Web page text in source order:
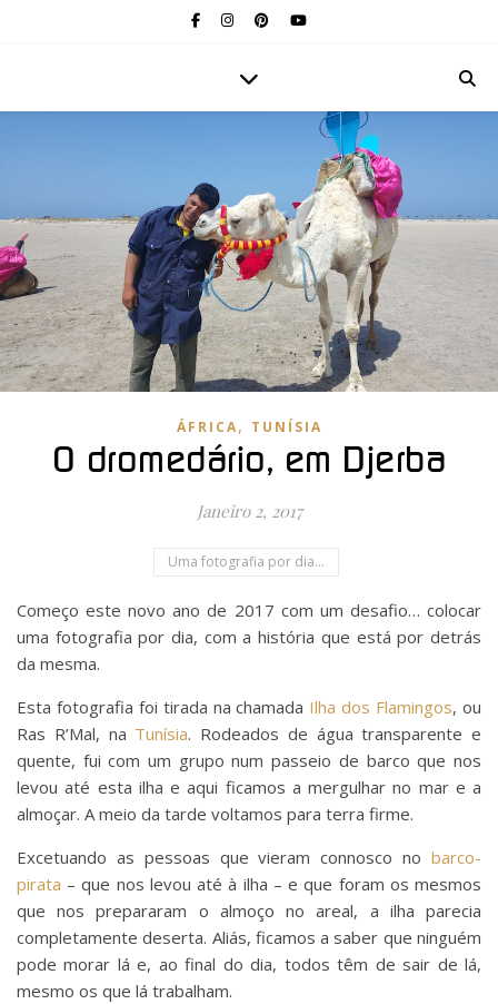
ÁFRICA, TUNÍSIA
O dromedário, em Djerba
Janeiro 2, 2017
Uma fotografia por dia...
Começo este novo ano de 2017 com um desafio… colocar
uma fotografia por dia, com a história que está por detrás
da mesma.
Esta fotografia foi tirada na chamada Ilha dos Flamingos, ou
Ras R’Mal, na Tunísia. Rodeados de água transparente e
quente, fui com um grupo num passeio de barco que nos
levou até esta ilha e aqui ficamos a mergulhar no mar e a
almoçar. A meio da tarde voltamos para terra firme.
Excetuando as pessoas que vieram connosco no barco-
pirata – que nos levou até à ilha – e que foram os mesmos
que nos prepararam o almoço no areal, a ilha parecia
completamente deserta. Aliás, ficamos a saber que ninguém
pode morar lá e, ao final do dia, todos têm de sair de lá,
mesmo os que lá trabalham.